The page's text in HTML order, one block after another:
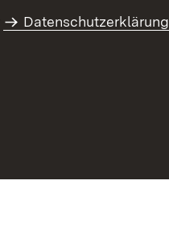
Datenschutzerklärung